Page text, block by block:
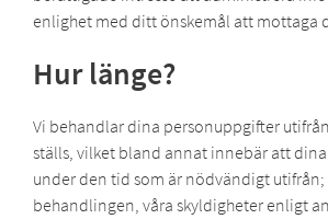
enlighet med ditt önskemål att mottaga
Hur länge?
Vi behandlar dina personuppgifter
ställs, vilket bland annat innebär att
under den tid som är nödvändigt
behandlingen, våra skyldigheter enligt